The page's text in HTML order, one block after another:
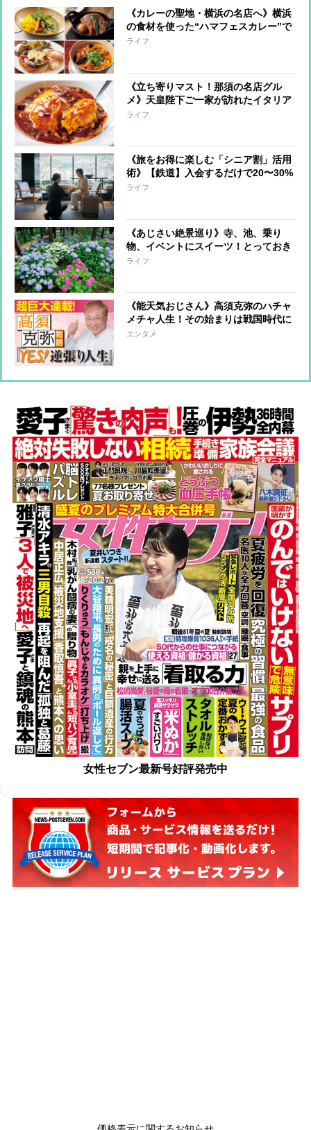
《カレーの聖地・横浜の名店へ》横浜
の食材を使った“ハマフェスカレー”で
パワーチャージ！
ライフ
《立ち寄りマスト！那須の名店グル
メ》天皇陛下ご一家が訪れたイタリア
ンや、こだわりのパン屋にときめいて
ライフ
《旅をお得に楽しむ「シニア割」活用
術》【鉄道】入会するだけで20〜30%
オフ、【飛行機】当日の空席利用で
ライフ
《あじさい絶景巡り》寺、池、乗り
物、イベントにスイーツ！とっておき
の立ち寄りスポットを紹介
ライフ
《能天気おじさん》高須克弥のハチャ
メチャ人生！その始まりは戦国時代に
遡る『YES！逆張り人生～高須克弥物
エンタメ
女性セブン最新号好評発売中